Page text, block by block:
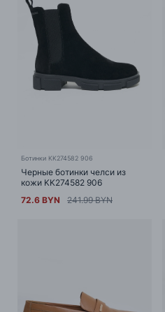
Ботинки KK274582 906
Черные ботинки челси из
кожи KK274582 906
72.6 BYN
241.99 BYN